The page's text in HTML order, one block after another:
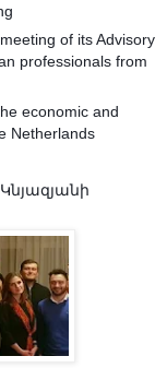
of its Advisory
professionals from
economic and
Netherlands